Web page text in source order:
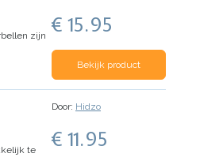
zijn € 15.95
Bekijk product
te
Door: Hidzo
€ 11.95